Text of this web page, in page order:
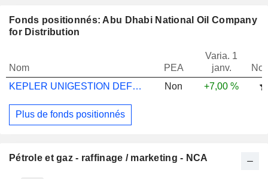
Fonds positionnés: Abu Dhabi National Oil Company
for Distribution
Nom PEA
Varia. 1
janv.
KEPLER UNIGESTION DEFENSIVE EM EQS S ...
Non +7,00 %
Plus de fonds positionnés
Pétrole et gaz - raffinage / marketing - NCA